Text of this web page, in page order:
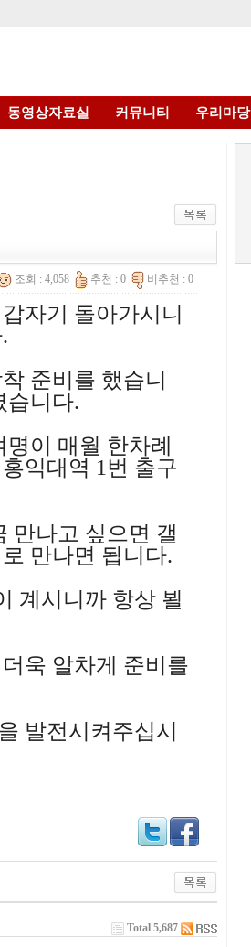
동영상자료실 커뮤니티 우리마당
조회 : 4,058 추천 : 0 비추천 : 0
자기 돌아가시니
준비를 했습니
습니다.
이 매월 한차례
익대역 1번 출구
만나고 싶으면 갤
만나면 됩니다.
계시니까 항상 뵐
욱 알차게 준비를
발전시켜주십시
Total 5,687